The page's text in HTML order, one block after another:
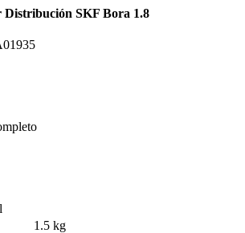
SKF Bora 1.8
1.5 kg